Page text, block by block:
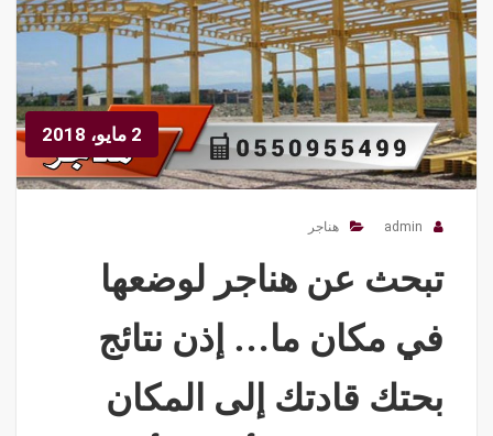
2 مايو، 2018
admin هناجر
تبحث عن هناجر لوضعها
في مكان ما… إذن نتائج
بحتك قادتك إلى المكان